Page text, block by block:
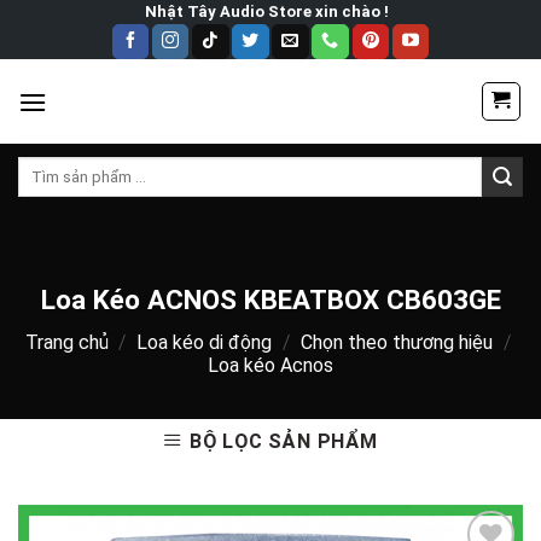
Nhật Tây Audio Store xin chào !
Tìm
Loa Kéo ACNOS KBEATBOX CB603GE
Trang chủ / Loa kéo di động / Chọn theo thương hiệu /
Loa kéo Acnos
BỘ LỌC SẢN PHẨM